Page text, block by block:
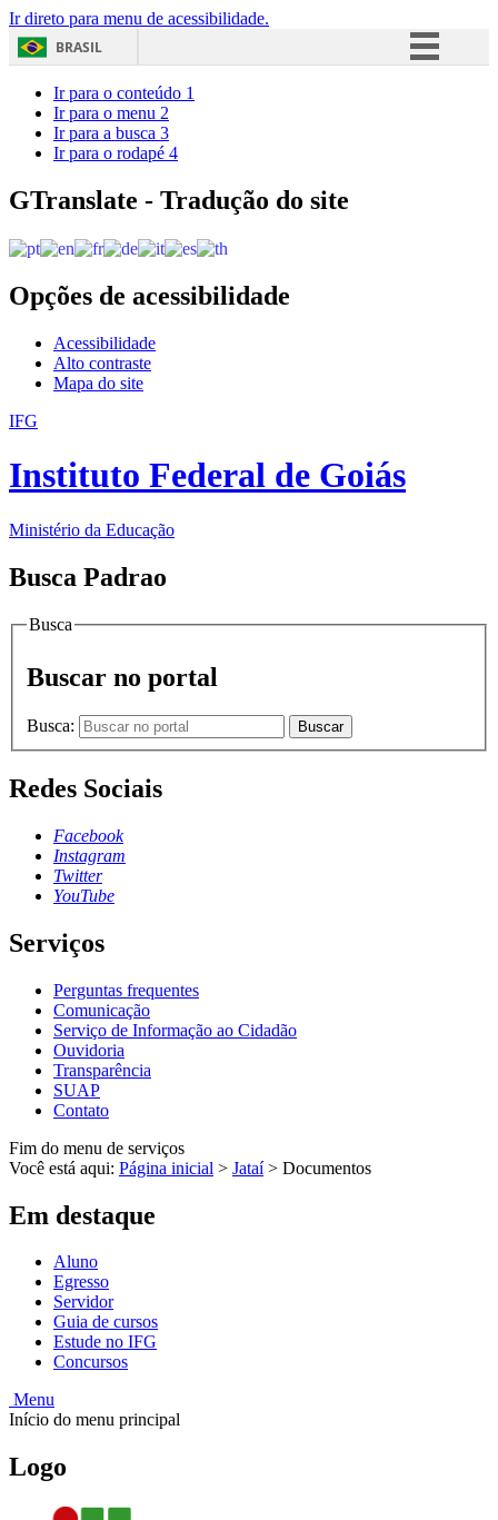
Ir direto para menu de acessibilidade.
BRASIL
Acesso à informação
Ir para o conteúdo 1
Ir para o menu 2
Ir para a busca 3
Ir para o rodapé 4
GTranslate - Tradução do site
Opções de acessibilidade
Acessibilidade
Alto contraste
Mapa do site
IFG
Instituto Federal de Goiás
Ministério da Educação
Busca Padrao
Busca
Buscar no portal
Busca: Buscar
Redes Sociais
Facebook
Instagram
Twitter
YouTube
Serviços
Perguntas frequentes
Comunicação
Serviço de Informação ao Cidadão
Ouvidoria
Transparência
SUAP
Contato
Fim do menu de serviços
Você está aqui: Página inicial > Jataí > Documentos
Em destaque
Aluno
Egresso
Servidor
Guia de cursos
Estude no IFG
Concursos
Menu
Início do menu principal
Logo